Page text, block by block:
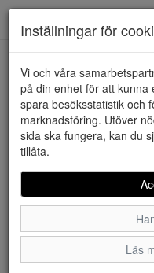
HEM VERO MODA
Inställningar för
Vi och våra
på din enhet för att kunna
spara besöksstatistik och
marknadsföring. Utöver
sida ska fungera, kan du
tillåta.
Läs